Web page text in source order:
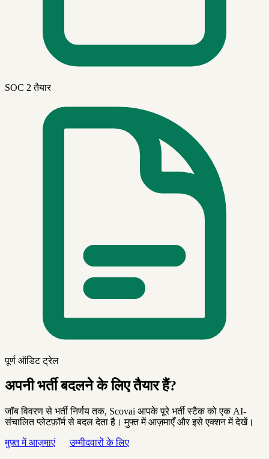
SOC 2 तैयार
पूर्ण ऑडिट ट्रेल
अपनी भर्ती बदलने के लिए तैयार हैं?
जॉब विवरण से भर्ती निर्णय तक, Scovai आपके पूरे भर्ती स्टैक को एक AI-
संचालित प्लेटफ़ॉर्म से बदल देता है। मुफ्त में आज़माएँ और इसे एक्शन में देखें।
मुफ़्त में आज़माएं
उम्मीदवारों के लिए